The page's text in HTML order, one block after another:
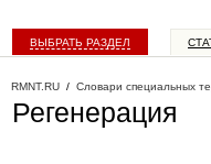
ВЫБРАТЬ РАЗДЕЛ
RMNT.RU / Словари специальных
Регенерация